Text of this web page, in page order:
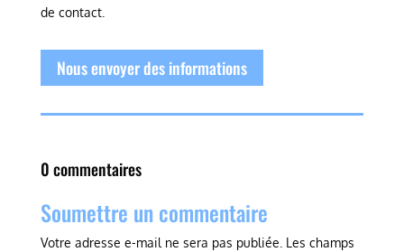
de contact.
Nous envoyer des informations
0 commentaires
Soumettre un commentaire
Votre adresse e-mail ne sera pas publiée. Les champs